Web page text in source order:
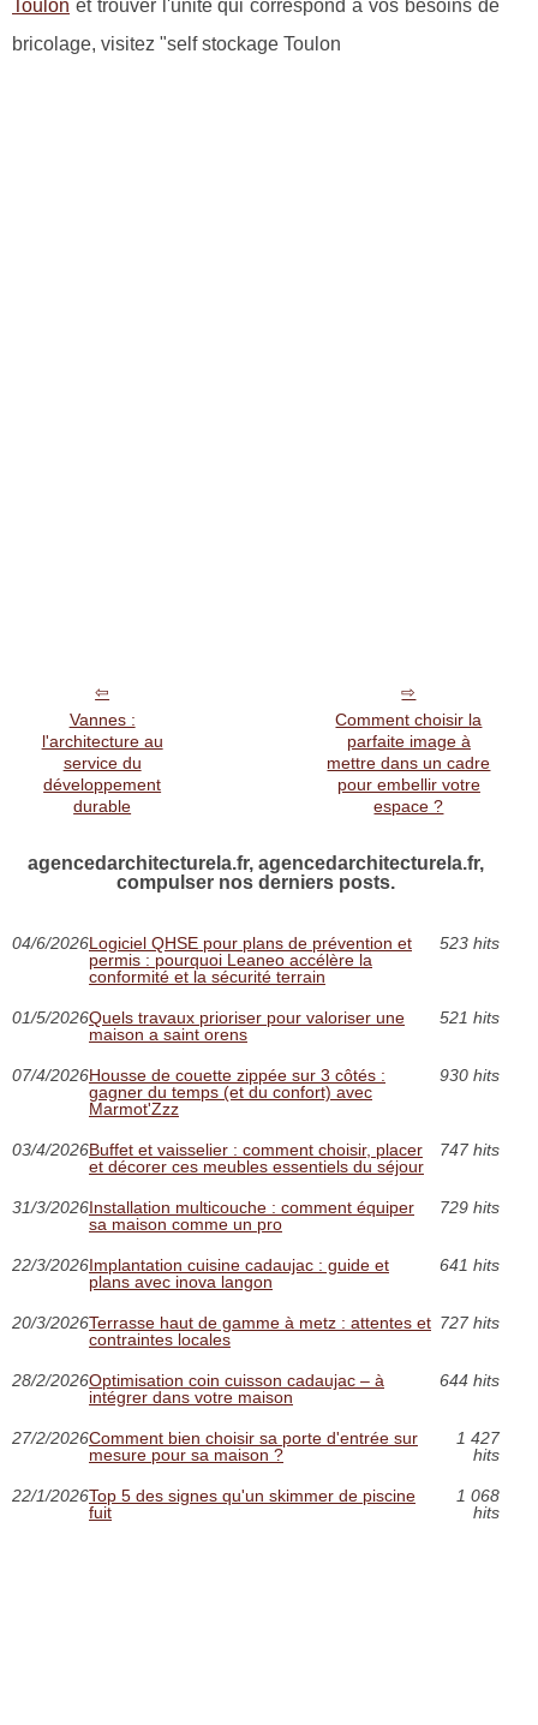
Toulon et trouver l'unité qui correspond à vos besoins de
bricolage, visitez "self stockage Toulon
Vannes :
l'architecture au
service du
développement
durable
Comment choisir la
parfaite image à
mettre dans un cadre
pour embellir votre
espace ?
agencedarchitecturela.fr, agencedarchitecturela.fr,
compulser nos derniers posts.
04/6/2026Logiciel QHSE pour plans de prévention et
permis : pourquoi Leaneo accélère la
conformité et la sécurité terrain
523 hits
01/5/2026Quels travaux prioriser pour valoriser une
maison a saint orens
521 hits
07/4/2026Housse de couette zippée sur 3 côtés :
gagner du temps (et du confort) avec
Marmot'Zzz
930 hits
03/4/2026Buffet et vaisselier : comment choisir, placer
et décorer ces meubles essentiels du séjour
747 hits
31/3/2026Installation multicouche : comment équiper
sa maison comme un pro
729 hits
22/3/2026Implantation cuisine cadaujac : guide et
plans avec inova langon
641 hits
20/3/2026Terrasse haut de gamme à metz : attentes et
contraintes locales
727 hits
28/2/2026Optimisation coin cuisson cadaujac – à
intégrer dans votre maison
644 hits
27/2/2026Comment bien choisir sa porte d'entrée sur
mesure pour sa maison ?
1 427
hits
22/1/2026Top 5 des signes qu'un skimmer de piscine
fuit
1 068
hits